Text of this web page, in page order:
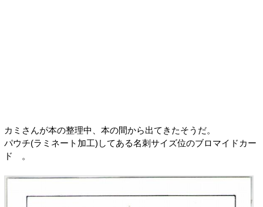
カミさんが本の整理中、本の間から出てきたそうだ。
パウチ(ラミネート加工)してある名刺サイズ位のブロマイドカー
ド 。